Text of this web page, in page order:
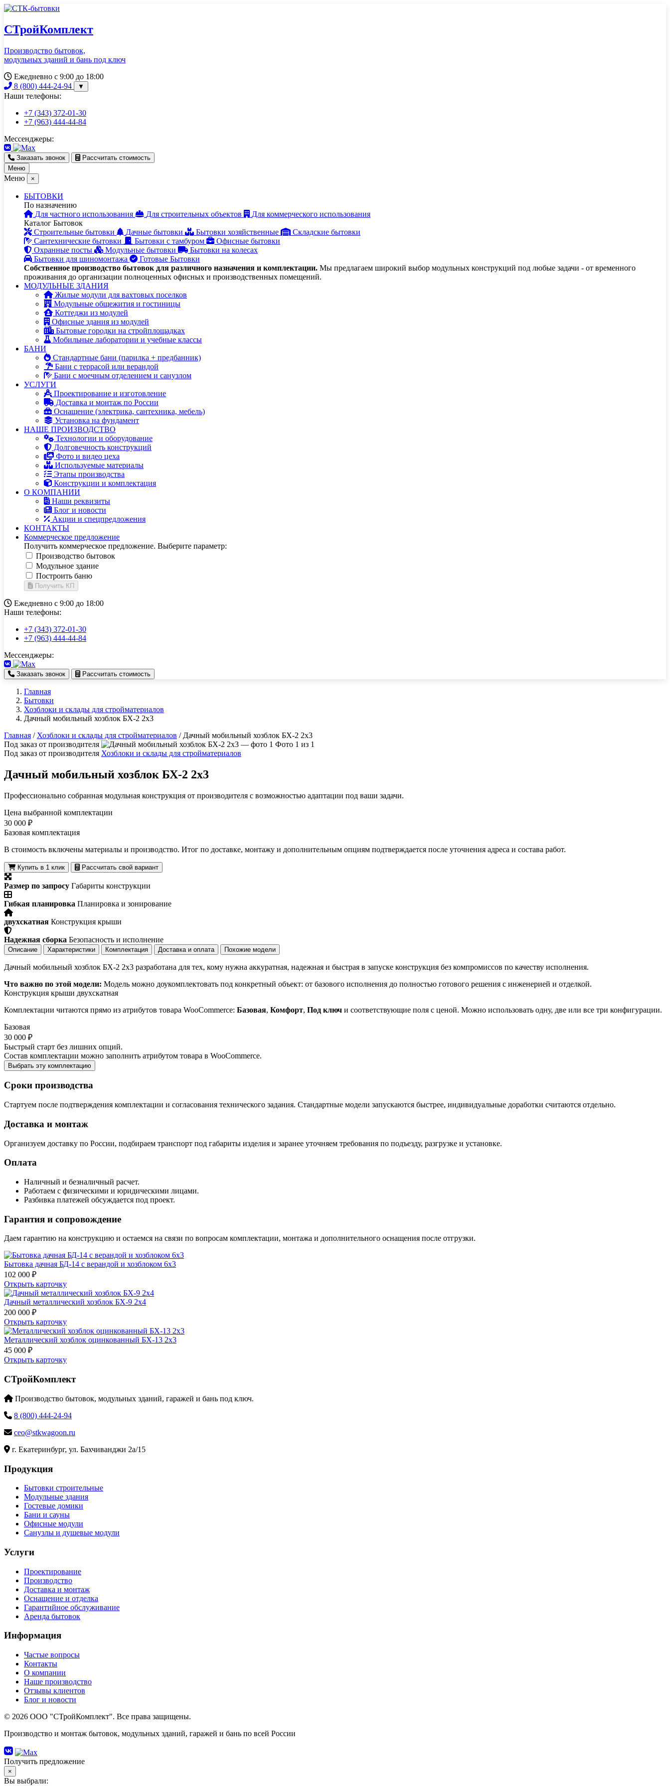
СТройКомплект
Производство бытовок,
модульных зданий и бань под ключ
Ежедневно с 9:00 до 18:00
8 (800) 444-24-94
▼
Наши телефоны:
+7 (343) 372-01-30
+7 (963) 444-44-84
Мессенджеры:
Заказать звонок
Рассчитать стоимость
Меню
Меню ×
БЫТОВКИ
По назначению
Для частного использования
Для строительных объектов
Для коммерческого использования
Каталог Бытовок
Строительные бытовки
Дачные бытовки Бытовки хозяйственные
Складские бытовки
Сантехнические бытовки
Бытовки с тамбуром
Офисные бытовки
Охранные посты
Модульные бытовки
Бытовки на колесах
Бытовки для шиномонтажа
Готовые Бытовки
Собственное производство бытовок для различного назначения и комплектации. Мы предлагаем широкий выбор модульных конструкций под любые задачи - от временного
проживания до организации полноценных офисных и производственных помещений.
МОДУЛЬНЫЕ ЗДАНИЯ
Жилые модули для вахтовых поселков
Модульные общежития и гостиницы
Коттеджи из модулей
Офисные здания из модулей
Бытовые городки на стройплощадках
Мобильные лаборатории и учебные классы
БАНИ
Стандартные бани (парилка + предбанник)
Бани с террасой или верандой
Бани с моечным отделением и санузлом
УСЛУГИ
Проектирование и изготовление
Доставка и монтаж по России
Оснащение (электрика, сантехника, мебель)
Установка на фундамент
НАШЕ ПРОИЗВОДСТВО
Технологии и оборудование
Долговечность конструкций
Фото и видео цеха
Используемые материалы
Этапы производства
Конструкции и комплектация
О КОМПАНИИ
Наши реквизиты
Блог и новости
Акции и спецпредложения
КОНТАКТЫ
Коммерческое предложение
Получить коммерческое предложение. Выберите параметр:
Производство бытовок
Модульное здание
Построить баню
Получить КП
Ежедневно с 9:00 до 18:00
Наши телефоны:
+7 (343) 372-01-30
+7 (963) 444-44-84
Мессенджеры:
Заказать звонок Рассчитать стоимость
Главная
Бытовки
Хозблоки и склады для стройматериалов
Дачный мобильный хозблок БХ-2 2х3
Главная / Хозблоки и склады для стройматериалов / Дачный мобильный хозблок БХ-2 2х3
Под заказ от производителя
Фото 1 из 1
Под заказ от производителя Хозблоки и склады для стройматериалов
Дачный мобильный хозблок БХ-2 2х3
Профессионально собранная модульная конструкция от производителя с возможностью адаптации под ваши задачи.
Цена выбранной комплектации
30 000 ₽
Базовая комплектация
В стоимость включены материалы и производство. Итог по доставке, монтажу и дополнительным опциям подтверждается после уточнения адреса и состава работ.
Купить в 1 клик Рассчитать свой вариант
Размер по запросу Габариты конструкции
Гибкая планировка Планировка и зонирование
двухскатная Конструкция крыши
Надежная сборка Безопасность и исполнение
Описание Характеристики Комплектация Доставка и оплата Похожие модели
Дачный мобильный хозблок БХ-2 2х3 разработана для тех, кому нужна аккуратная, надежная и быстрая в запуске конструкция без компромиссов по качеству исполнения.
Что важно по этой модели: Модель можно доукомплектовать под конкретный объект: от базового исполнения до полностью готового решения с инженерией и отделкой.
Конструкция крыши двухскатная
Комплектации читаются прямо из атрибутов товара WooCommerce: Базовая, Комфорт, Под ключ и соответствующие поля с ценой. Можно использовать одну, две или все три конфигурации.
Базовая
30 000 ₽
Быстрый старт без лишних опций.
Состав комплектации можно заполнить атрибутом товара в WooCommerce.
Выбрать эту комплектацию
Сроки производства
Стартуем после подтверждения комплектации и согласования технического задания. Стандартные модели запускаются быстрее, индивидуальные доработки считаются отдельно.
Доставка и монтаж
Организуем доставку по России, подбираем транспорт под габариты изделия и заранее уточняем требования по подъезду, разгрузке и установке.
Оплата
Наличный и безналичный расчет.
Работаем с физическими и юридическими лицами.
Разбивка платежей обсуждается под проект.
Гарантия и сопровождение
Даем гарантию на конструкцию и остаемся на связи по вопросам комплектации, монтажа и дополнительного оснащения после отгрузки.
Бытовка дачная БД-14 с верандой и хозблоком 6х3
102 000 ₽
Открыть карточку
Дачный металлический хозблок БХ-9 2х4
200 000 ₽
Открыть карточку
Металлический хозблок оцинкованный БХ-13 2х3
45 000 ₽
Открыть карточку
СТройКомплект
Производство бытовок, модульных зданий, гаражей и бань под ключ.
8 (800) 444-24-94
ceo@stkwagoon.ru
г. Екатеринбург, ул. Бахчиванджи 2а/15
Продукция
Бытовки строительные
Модульные здания
Гостевые домики
Бани и сауны
Офисные модули
Санузлы и душевые модули
Услуги
Проектирование
Производство
Доставка и монтаж
Оснащение и отделка
Гарантийное обслуживание
Аренда бытовок
Информация
Частые вопросы
Контакты
О компании
Наше производство
Отзывы клиентов
Блог и новости
© 2026 ООО "СТройКомплект". Все права защищены.
Производство и монтаж бытовок, модульных зданий, гаражей и бань по всей России
Получить предложение
×
Вы выбрали: